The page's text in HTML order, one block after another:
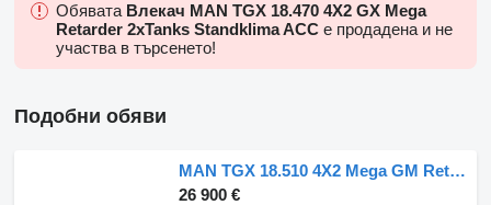
Обявата Влекач MAN TGX 18.470 4X2 GX Mega
Retarder 2xTanks Standklima ACC е продадена и не
участва в търсенето!
Подобни обяви
MAN TGX 18.510 4X2 Mega GM Retarder 2xTanks ACC Standklima
26 900 €